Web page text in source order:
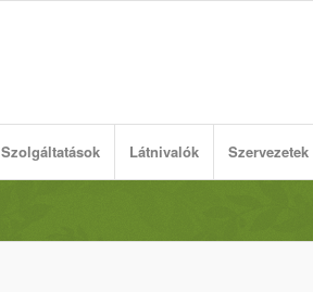
Szolgáltatások Látnivalók Szervezetek